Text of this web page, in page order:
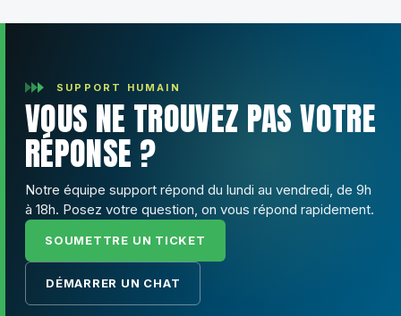
SUPPORT HUMAIN
VOUS NE TROUVEZ PAS VOTRE
RÉPONSE ?
Notre équipe support répond du lundi au vendredi, de 9h
à 18h. Posez votre question, on vous répond rapidement.
SOUMETTRE UN TICKET
DÉMARRER UN CHAT